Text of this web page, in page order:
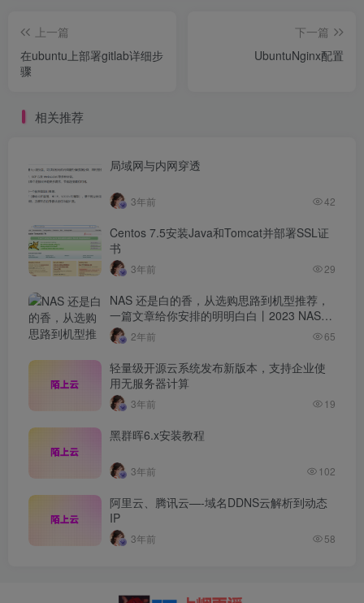
上一篇
在ubuntu上部署gitlab详细步
骤
下一篇
UbuntuNginx配置
相关推荐
局域网与内网穿透
3年前 42
Centos 7.5安装Java和Tomcat并部署SSL证
书
3年前 29
NAS 还是白的香，从选购思路到机型推荐，
一篇文章给你安排的明明白白丨2023 NAS选
购指南2年前 65
轻量级开源云系统发布新版本，支持企业使
用无服务器计算
3年前 19
黑群晖6.x安装教程
3年前 102
阿里云、腾讯云—-域名DDNS云解析到动态
IP
3年前 58